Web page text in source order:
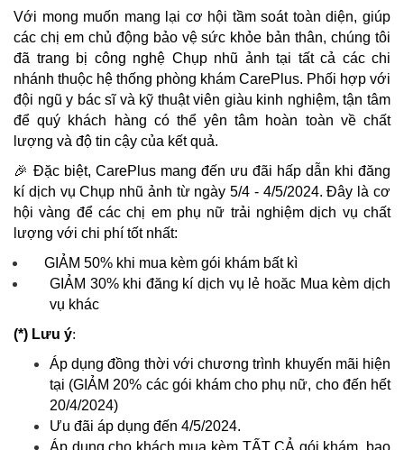
Với mong muốn mang lại cơ hội tầm soát toàn diện, giúp
các chị em chủ động bảo vệ sức khỏe bản thân, chúng tôi
đã trang bị công nghệ Chụp nhũ ảnh tại tất cả các chi
nhánh thuộc hệ thống phòng khám CarePlus. Phối hợp với
đội ngũ y bác sĩ và kỹ thuật viên giàu kinh nghiệm, tận tâm
để quý khách hàng có thể yên tâm hoàn toàn về chất
lượng và độ tin cậy của kết quả.
🎉 Đặc biệt, CarePlus mang đến ưu đãi hấp dẫn khi đăng
kí dịch vụ Chụp nhũ ảnh từ ngày 5/4 - 4/5/2024. Đây là cơ
hội vàng để các chị em phụ nữ trải nghiệm dịch vụ chất
lượng với chi phí tốt nhất:
GIẢM 50% khi mua kèm gói khám bất kì
GIẢM 30% khi đăng kí dịch vụ lẻ hoăc Mua kèm dịch
vụ khác
(*) Lưu ý:
Áp dụng đồng thời với chương trình khuyến mãi hiện
tại (GIẢM 20% các gói khám cho phụ nữ, cho đến hết
20/4/2024)
Ưu đãi áp dụng đến 4/5/2024.
Áp dụng cho khách mua kèm TẤT CẢ gói khám, bao